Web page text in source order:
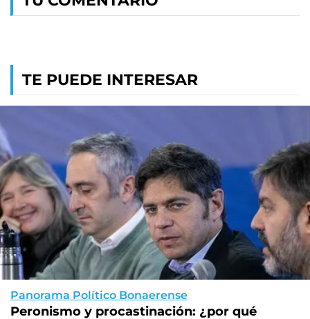
TE PUEDE INTERESAR
Panorama Político Bonaerense
Peronismo y procastinación: ¿por qué